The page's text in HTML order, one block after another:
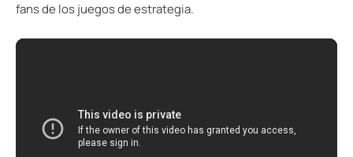
fans de los juegos de estrategia.